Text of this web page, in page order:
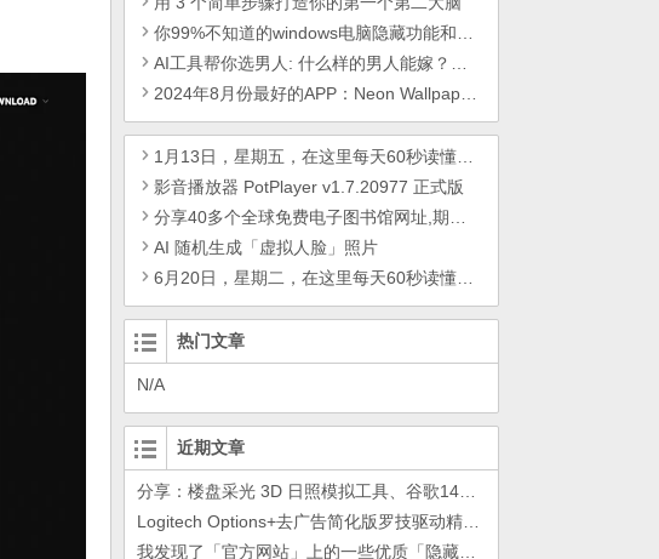
你99%不知道的windows电脑隐藏功能和快捷键
AI工具帮你选男人: 什么样的男人能嫁？什么样的男人不能嫁? 结果竟然是这样！
2024年8月份最好的APP：Neon Wallpaper，Sleepytales，圆周旅迹
1月13日，星期五，在这里每天60秒读懂世界！
影音播放器 PotPlayer v1.7.20977 正式版
分享40多个全球免费电子图书馆网址,期刊免费查询
AI 随机生成「虚拟人脸」照片
6月20日，星期二，在这里每天60秒读懂世界！
热门文章
N/A
近期文章